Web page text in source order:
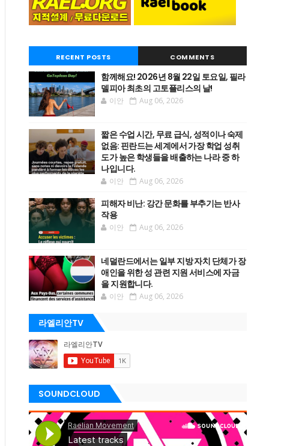
RECENT POSTS COMMENTS
함께해요! 2026년 8월 22일 토요일, 필라
델피아 최초의 고토플리스의 날!
이안 Aug 06, 2026
짧은 수업 시간, 무료 급식, 성적이나 숙제
없음: 핀란드는 세계에서 가장 학업 성취
도가 높은 학생들을 배출하는 나라 중 하
나입니다.
이안 Aug 06, 2026
피해자 비난: 강간 문화를 부추기는 반사
작용
이안 Aug 06, 2026
네덜란드에서는 일부 지방 자치 단체가 장
애인을 위한 성 관련 지원 서비스에 자금
을 지원합니다.
이안 Aug 06, 2026
라엘리안TV
SOUNDCLOUD